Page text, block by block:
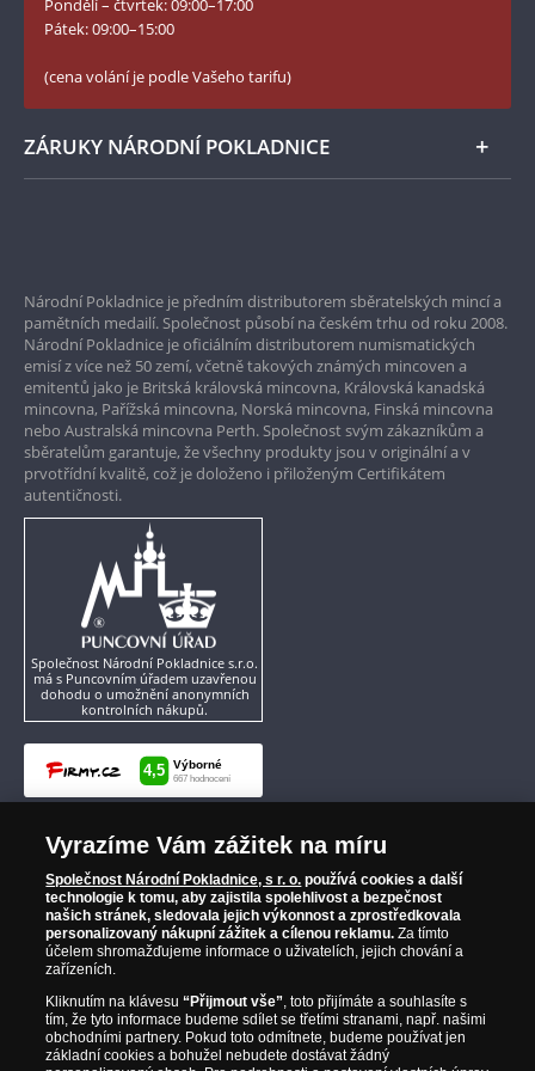
Numismatické novinky
Twitter Národní Pokladnice
LinkedIn Národní Pokladnice
Instagram Národní Pokladnice
Pondělí – čtvrtek: 09:00–17:00
Pátek: 09:00–15:00
(cena volání je podle Vašeho tarifu)
ZÁRUKY NÁRODNÍ POKLADNICE
Garance nejvyšší kvality
Pouze originální produkty
Národní Pokladnice je předním distributorem sběratelských mincí a
pamětních medailí. Společnost působí na českém trhu od roku 2008.
Národní Pokladnice je oficiálním distributorem numismatických
emisí z více než 50 zemí, včetně takových známých mincoven a
emitentů jako je Britská královská mincovna, Královská kanadská
mincovna, Pařížská mincovna, Norská mincovna, Finská mincovna
nebo Australská mincovna Perth. Společnost svým zákazníkům a
sběratelům garantuje, že všechny produkty jsou v originální a v
prvotřídní kvalitě, což je doloženo i přiloženým Certifikátem
autentičnosti.
Společnost Národní Pokladnice s.r.o.
má s Puncovním úřadem uzavřenou
dohodu o umožnění anonymních
kontrolních nákupů.
Vyrazíme Vám zážitek na míru
Společnost Národní Pokladnice, s r. o. používá cookies a další
technologie k tomu, aby zajistila spolehlivost a bezpečnost
našich stránek, sledovala jejich výkonnost a zprostředkovala
personalizovaný nákupní zážitek a cílenou reklamu. Za tímto
účelem shromažďujeme informace o uživatelích, jejich chování a
zařízeních.
Kliknutím na klávesu“Přijmout vše”, toto přijímáte a souhlasíte s
tím, že tyto informace budeme sdílet se třetími stranami, např. našimi
obchodními partnery. Pokud toto odmítnete, budeme používat jen
základní cookies a bohužel nebudete dostávat žádný